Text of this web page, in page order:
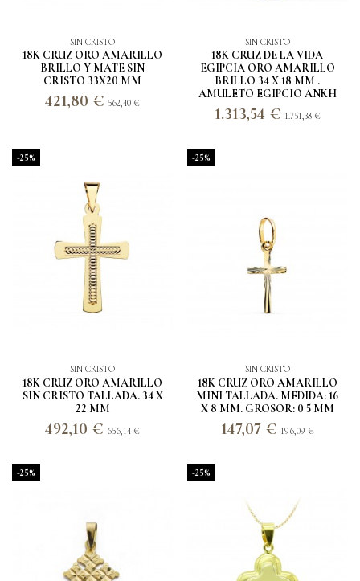
SIN CRISTO
18K CRUZ ORO AMARILLO
BRILLO Y MATE SIN
CRISTO 33X20 MM
421,80 €562,40 €
SIN CRISTO
18K CRUZ DE LA VIDA
EGIPCIA ORO AMARILLO
BRILLO 34 X 18 MM .
AMULETO EGIPCIO ANKH
1.313,54 €1.751,38 €
-25%
SIN CRISTO
18K CRUZ ORO AMARILLO
SIN CRISTO TALLADA. 34 X
22 MM
492,10 €656,14 €
-25%
SIN CRISTO
18K CRUZ ORO AMARILLO
MINI TALLADA. MEDIDA: 16
X 8 MM. GROSOR: 0 5 MM
147,07 €196,09 €
-25% -25%